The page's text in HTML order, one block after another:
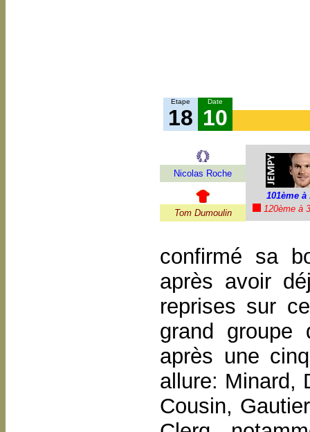
Etape
18
Date
10
Nicolas Roche
Tom Dumoulin
101ème à
120ème à
confirmé sa
après avoir
reprises sur
grand groupe
après une
allure: Minard,
Cousin,